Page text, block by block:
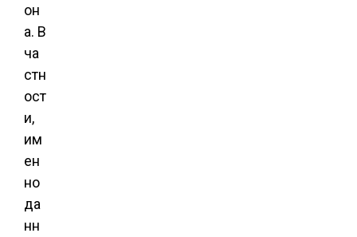
он
а. В
ча
стн
ост
и,
им
ен
но
да
нн